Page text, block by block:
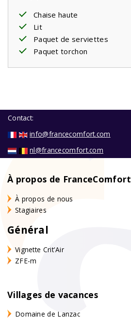
Chaise haute
Lit
Paquet de serviettes
Paquet torchon
Contact:
info@francecomfort.com
nl@francecomfort.com
À propos de FranceComfort
À propos de nous
Stagiaires
Général
Vignette Crit'Air
ZFE-m
Villages de vacances
Domaine de Lanzac